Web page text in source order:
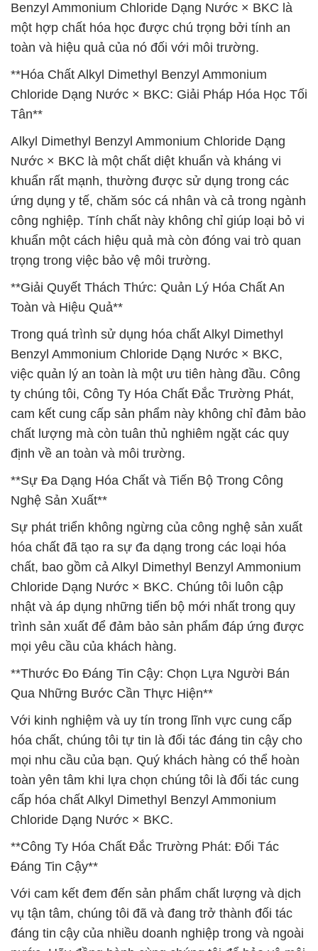
Benzyl Ammonium Chloride Dạng Nước × BKC là
một hợp chất hóa học được chú trọng bởi tính an
toàn và hiệu quả của nó đối với môi trường.
**Hóa Chất Alkyl Dimethyl Benzyl Ammonium
Chloride Dạng Nước × BKC: Giải Pháp Hóa Học Tối
Tân**
Alkyl Dimethyl Benzyl Ammonium Chloride Dạng
Nước × BKC là một chất diệt khuẩn và kháng vi
khuẩn rất mạnh, thường được sử dụng trong các
ứng dụng y tế, chăm sóc cá nhân và cả trong ngành
công nghiệp. Tính chất này không chỉ giúp loại bỏ vi
khuẩn một cách hiệu quả mà còn đóng vai trò quan
trọng trong việc bảo vệ môi trường.
**Giải Quyết Thách Thức: Quản Lý Hóa Chất An
Toàn và Hiệu Quả**
Trong quá trình sử dụng hóa chất Alkyl Dimethyl
Benzyl Ammonium Chloride Dạng Nước × BKC,
việc quản lý an toàn là một ưu tiên hàng đầu. Công
ty chúng tôi, Công Ty Hóa Chất Đắc Trường Phát,
cam kết cung cấp sản phẩm này không chỉ đảm bảo
chất lượng mà còn tuân thủ nghiêm ngặt các quy
định về an toàn và môi trường.
**Sự Đa Dạng Hóa Chất và Tiến Bộ Trong Công
Nghệ Sản Xuất**
Sự phát triển không ngừng của công nghệ sản xuất
hóa chất đã tạo ra sự đa dạng trong các loại hóa
chất, bao gồm cả Alkyl Dimethyl Benzyl Ammonium
Chloride Dạng Nước × BKC. Chúng tôi luôn cập
nhật và áp dụng những tiến bộ mới nhất trong quy
trình sản xuất để đảm bảo sản phẩm đáp ứng được
mọi yêu cầu của khách hàng.
**Thước Đo Đáng Tin Cậy: Chọn Lựa Người Bán
Qua Những Bước Cần Thực Hiện**
Với kinh nghiệm và uy tín trong lĩnh vực cung cấp
hóa chất, chúng tôi tự tin là đối tác đáng tin cậy cho
mọi nhu cầu của bạn. Quý khách hàng có thể hoàn
toàn yên tâm khi lựa chọn chúng tôi là đối tác cung
cấp hóa chất Alkyl Dimethyl Benzyl Ammonium
Chloride Dạng Nước × BKC.
**Công Ty Hóa Chất Đắc Trường Phát: Đối Tác
Đáng Tin Cậy**
Với cam kết đem đến sản phẩm chất lượng và dịch
vụ tận tâm, chúng tôi đã và đang trở thành đối tác
đáng tin cậy của nhiều doanh nghiệp trong và ngoài